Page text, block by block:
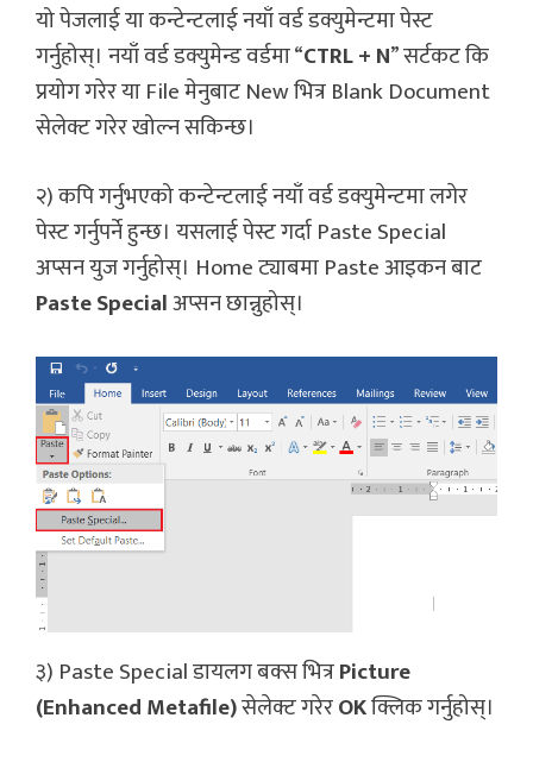
यो पेजलाई या कन्टेन्टलाई नयाँ वर्ड डक्युमेन्टमा पेस्ट
गर्नुहोस्। नयाँ वर्ड डक्युमेन्ड वर्डमा “CTRL + N” सर्टकट कि
प्रयोग गरेर या File मेनुबाट New भित्र Blank Document
सेलेक्ट गरेर खोल्न सकिन्छ।
२) कपि गर्नुभएको कन्टेन्टलाई नयाँ वर्ड डक्युमेन्टमा लगेर
पेस्ट गर्नुपर्ने हुन्छ। यसलाई पेस्ट गर्दा Paste Special
अप्सन युज गर्नुहोस्। Home ट्याबमा Paste आइकन बाट
Paste Specialअप्सन छान्नुहोस्।
३) Paste Special डायलग बक्स भित्रPicture
(Enhanced Metafile)सेलेक्ट गरेरOKक्लिक गर्नुहोस्।